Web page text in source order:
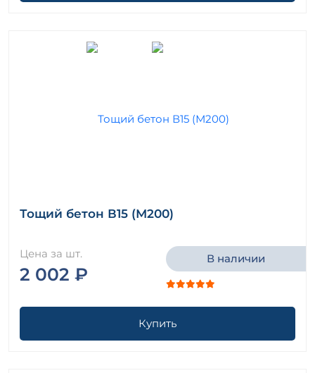
Тощий бетон В15 (М200)
Цена за шт.
2 002 ₽
В наличии
Купить